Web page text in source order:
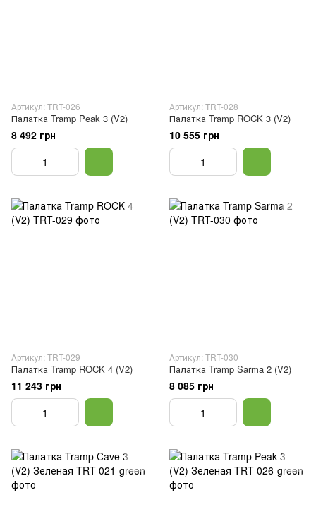
Артикул: TRT-026
Палатка Tramp Peak 3 (V2)
8 492 грн
Артикул: TRT-028
Палатка Tramp ROCK 3 (V2)
10 555 грн
Артикул: TRT-029
Палатка Tramp ROCK 4 (V2)
11 243 грн
Артикул: TRT-030
Палатка Tramp Sarma 2 (V2)
8 085 грн